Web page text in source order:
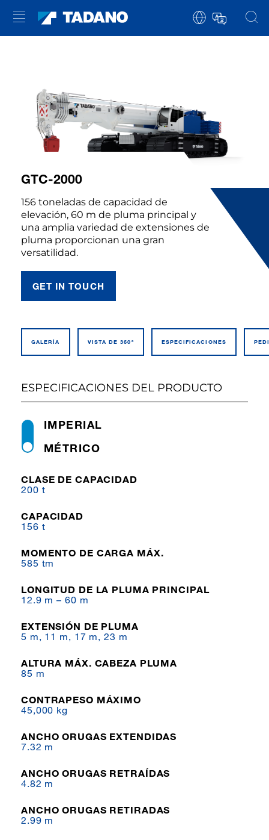
GTC-2000
156 toneladas de capacidad de
elevación, 60 m de pluma principal y
una amplia variedad de extensiones de
pluma proporcionan una gran
versatilidad.
GET IN TOUCH
GALERÍA VISTA DE 360º ESPECIFI­CACIONES
ESPECIFICACIONES DEL PRODUCTO
MÉTRICO
IMPERIAL
CLASE DE CAPACIDAD
200 t
CAPACIDAD
156 t
MOMENTO DE CARGA MÁX.
585 tm
LONGITUD DE LA PLUMA PRINCIPAL
12.9 m – 60 m
EXTENSIÓN DE PLUMA
5 m, 11 m, 17 m, 23 m
ALTURA MÁX. CABEZA PLUMA
85 m
CONTRAPESO MÁXIMO
45,000 kg
ANCHO ORUGAS EXTENDIDAS
7.32 m
ANCHO ORUGAS RETRAÍDAS
4.82 m
ANCHO ORUGAS RETIRADAS
2.99 m